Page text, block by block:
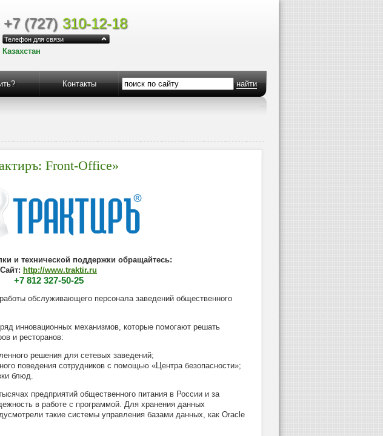
+7 (727) 310-12-18
Телефон для связи
Казахстан
Контакты найти
Front-Office»
и технической поддержки обращайтесь:
Сайт: http://www.traktir.ru
+7 812 327-50-25
обслуживающего персонала заведений общественного
инновационных механизмов, которые помогают решать
и ресторанов:
решения для сетевых заведений;
поведения сотрудников с помощью «Центра безопасности»;
блюд.
предприятий общественного питания в России и за
в работе с программой. Для хранения данных
такие системы управления базами данных, как Oracle